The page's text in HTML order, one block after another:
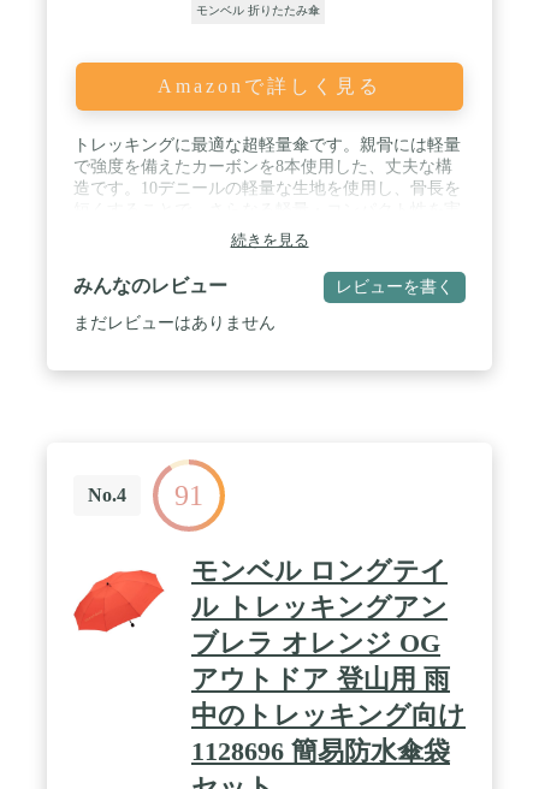
モンベル 折りたたみ傘
Amazonで詳しく見る
トレッキングに最適な超軽量傘です。親骨には軽量
で強度を備えたカーボンを8本使用した、丈夫な構
造です。10デニールの軽量な生地を使用し、骨長を
現した超軽量モデルです。 / 撥水加工＜ポルカテッ
クス＞通常の耐久撥水をはるかに凌ぐ撥水性能を実
現した、世界最高レベルの撥水加工です。小雨程度
なら難なくはじいて繊維の保水を防ぐだけでなく、
撥油性にも優れるため、汚れも付きにくくなってい
えながらも抜群の軽量性と薄さを実現。軽量・コン
パクトをコンセプトに開発される製品に幅広く採用
されています。また、製品の特性に応じて、ストレ
ッチ性を付加した素材や、優れた透湿性を備えた素
材を使い分けています。 / サイズ：直径（使用時）
88cm 骨長50cm 傘袋収納寸26cm 重量約128g / 付
属：ショップバッグ
続きを見る
みんなのレビュー レビューを書く
まだレビューはありません
No.4 91
モンベル ロングテイ
ル トレッキングアン
ブレラ オレンジ OG
アウトドア 登山用 雨
中のトレッキング向け
1128696 簡易防水傘袋